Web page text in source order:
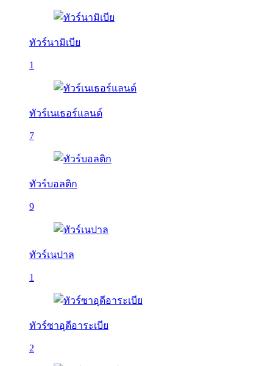
ทัวร์นามิเบีย
1
ทัวร์เนเธอร์แลนด์
7
ทัวร์บอลติก
9
ทัวร์เนปาล
1
ทัวร์ซาอุดีอาระเบีย
2